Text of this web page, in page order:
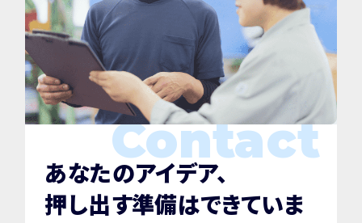
Contact
あなたのアイデア、
押し出す準備はできていま